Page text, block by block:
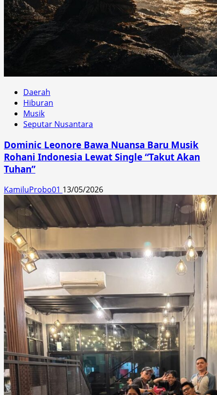
Daerah
Hiburan
Musik
Seputar Nusantara
Dominic Leonore Bawa Nuansa Baru Musik
Rohani Indonesia Lewat Single “Takut Akan
Tuhan”
KamiluProbo01 13/05/2026